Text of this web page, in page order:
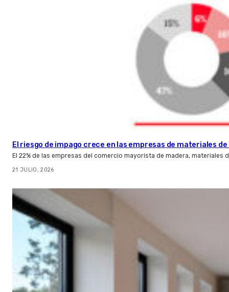
El riesgo de impago crece en las empresas de materiales
El 22% de las empresas del comercio mayorista de madera,
21 JULIO, 2026